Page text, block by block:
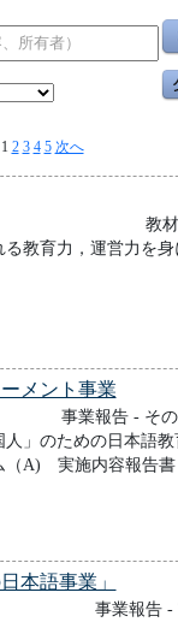
2 3 4 5 次へ
教
教育力，運営力を身
メント事業
事業報告 - そ
人」のための日本語
（A) 実施内容報告書
本語事業」
事業報告 -